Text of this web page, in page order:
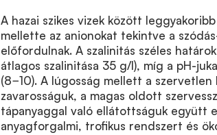
A hazai szikes vizek között
mellette az anionokat tekintve a
előfordulnak. A szalinitás széles
átlagos szalinitása 35 g/l), míg a pH-
(8−10). A lúgosság mellett a
zavarosságuk, a magas oldott
tápanyaggal való ellátottságuk együtt
anyagforgalmi, trofikus rendszert és